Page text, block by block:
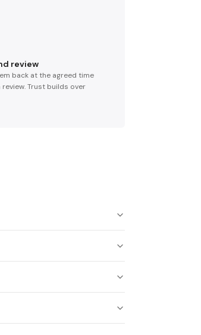
review
back at the agreed time
review. Trust builds over